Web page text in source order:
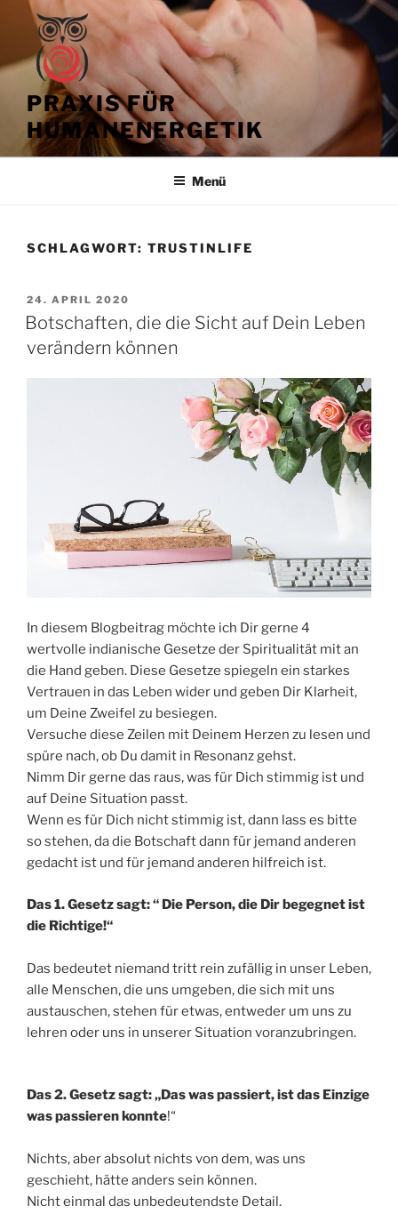
springen
PRAXIS FÜR
HUMANENERGETIK
Menü
SCHLAGWORT: TRUSTINLIFE
VERÖFFENTLICHT
AM
24. APRIL 2020
Botschaften, die die Sicht auf Dein Leben
verändern können
In diesem Blogbeitrag möchte ich Dir gerne 4
wertvolle indianische Gesetze der Spiritualität mit an
die Hand geben. Diese Gesetze spiegeln ein starkes
Vertrauen in das Leben wider und geben Dir Klarheit,
um Deine Zweifel zu besiegen.
Versuche diese Zeilen mit Deinem Herzen zu lesen und
spüre nach, ob Du damit in Resonanz gehst.
Nimm Dir gerne das raus, was für Dich stimmig ist und
auf Deine Situation passt.
Wenn es für Dich nicht stimmig ist, dann lass es bitte
so stehen, da die Botschaft dann für jemand anderen
gedacht ist und für jemand anderen hilfreich ist.
Das 1. Gesetz sagt: “ Die Person, die Dir begegnet ist
die Richtige!“
Das bedeutet niemand tritt rein zufällig in unser Leben,
alle Menschen, die uns umgeben, die sich mit uns
austauschen, stehen für etwas, entweder um uns zu
lehren oder uns in unserer Situation voranzubringen.
Das 2. Gesetz sagt: „Das was passiert, ist das Einzige
was passieren konnte!“
Nichts, aber absolut nichts von dem, was uns
geschieht, hätte anders sein können.
Nicht einmal das unbedeutendste Detail.